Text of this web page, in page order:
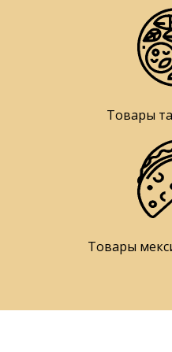
Товары
Товары